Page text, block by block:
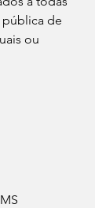
pública de
ou